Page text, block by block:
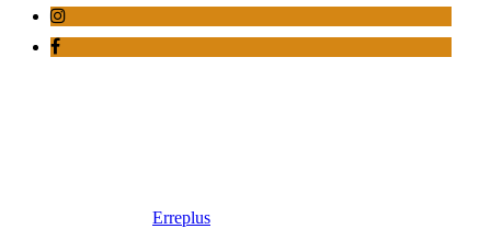
Erreplus